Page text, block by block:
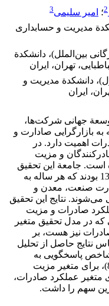
2؛ امیر سلیمی3
مدیریت و حسابداری
بین‌الملل)، دانشکدة
تهران، ایران
دانشکدة مدیریت و
ایران
جهانی شرکت‌ها،
بازارگرایی صادارت و
اهمیت دارد. در
و مزیت
جامعة این تحقیق
صادرکنندگان نمونة کشوری در سال 1390 بودند که هر ساله به
صنعت، معدن و
نتایج این تحقیق
صادرات و مزیت
که در مدل تحقیق متغیر
نیز هست، بر
نتایج حاصل از تحلیل
شاخص پاسخگویی به
هوشمندی صادرات بیشترین وزن (839/0)، برای متغیر مزیت
بازار (903/0) و برای متغیر عملکرد صادرات،